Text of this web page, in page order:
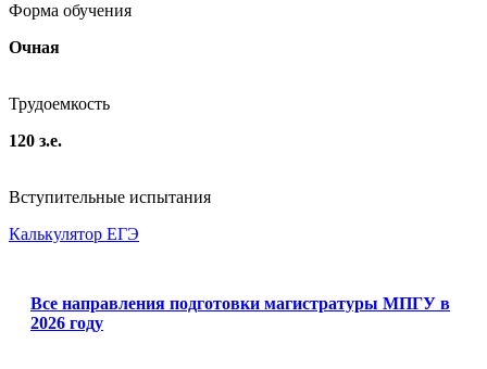
Форма обучения
Очная
Трудоемкость
120 з.е.
Вступительные испытания
Калькулятор ЕГЭ
Все направления подготовки магистратуры МПГУ в
2026 году